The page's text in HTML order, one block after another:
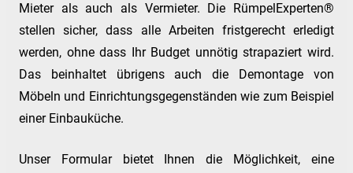
Mieter als auch als Vermieter. Die RümpelExperten®
stellen sicher, dass alle Arbeiten fristgerecht erledigt
werden, ohne dass Ihr Budget unnötig strapaziert wird.
Das beinhaltet übrigens auch die Demontage von
Möbeln und Einrichtungsgegenständen wie zum Beispiel
einer Einbauküche.
Unser Formular bietet Ihnen die Möglichkeit, eine